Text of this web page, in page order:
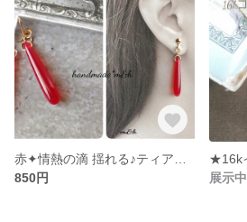
850円
展示中